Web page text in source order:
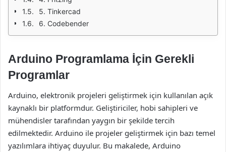
5. Tinkercad
6. Codebender
Arduino Programlama İçin Gerekli
Programlar
Arduino, elektronik projeleri geliştirmek için kullanılan açık
kaynaklı bir platformdur. Geliştiriciler, hobi sahipleri ve
mühendisler tarafından yaygın bir şekilde tercih
edilmektedir. Arduino ile projeler geliştirmek için bazı temel
yazılımlara ihtiyaç duyulur. Bu makalede, Arduino